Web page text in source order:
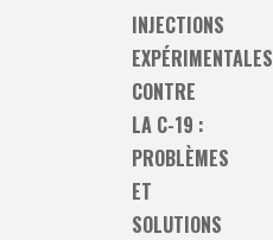
INJECTIONS
EXPÉRIMENTALES
CONTRE
LA C-19 :
PROBLÈMES
ET
SOLUTIONS